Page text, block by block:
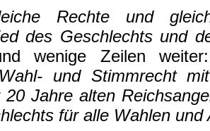
Rechte und
des Geschlechts und
wenige Zeilen
und Stimmrecht
20 Jahre alten
für alle Wahlen und